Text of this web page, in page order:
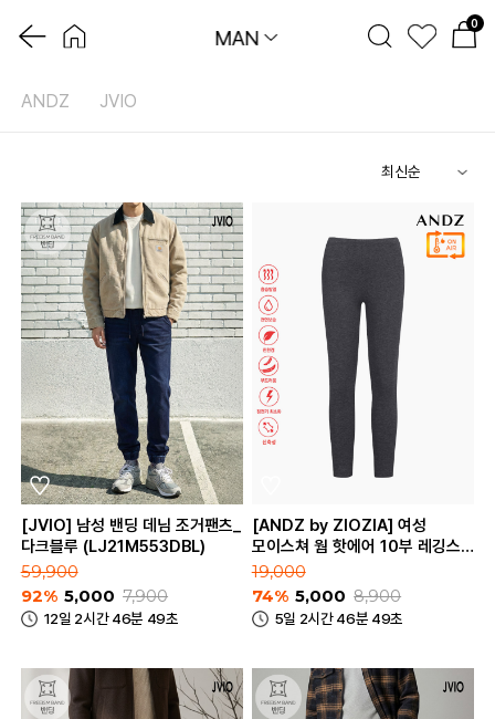
0
MAN
ANDZ JVIO
[JVIO] 남성 밴딩 데님 조거팬츠_
다크블루 (LJ21M553DBL)
59,900
92% 5,000 7,900
12일 2시간 46분 49초
[ANDZ by ZIOZIA] 여성
모이스쳐 웜 핫에어 10부 레깅스
(BZA4UT2103)
19,000
74% 5,000 8,900
5일 2시간 46분 49초